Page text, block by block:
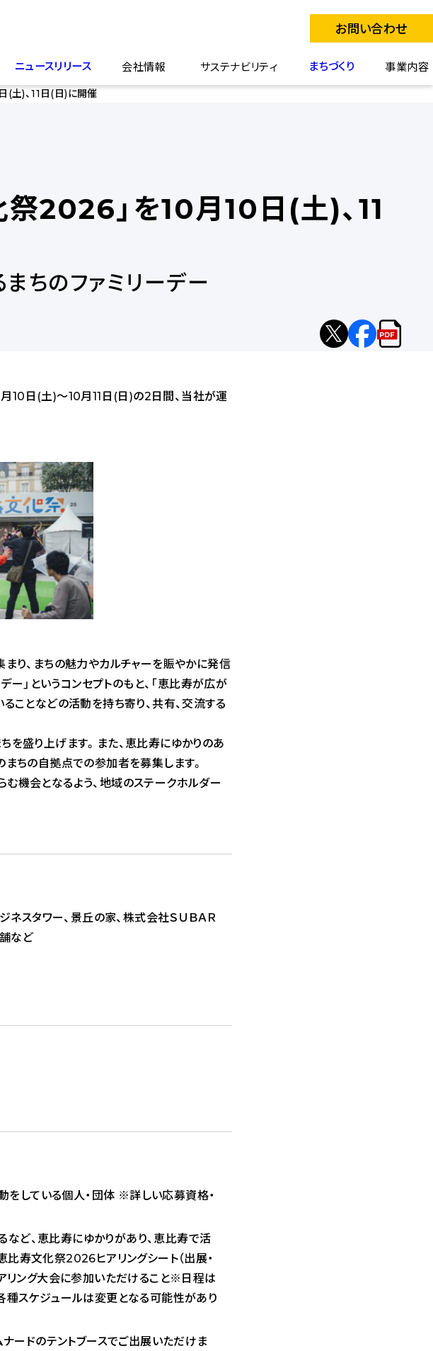
ニュースリリース 会社情報 サステナビリティ まちづくり 事業内容
お問い合わせ
(土)、11日(日)に開催
2026」を10月10日(土)、11
ちのファミリーデー
X
facebook
リ
10日(土)～10月11日(日)の2日間、当社が運
り、まちの魅力やカルチャーを賑やかに発信
ー」というコンセプトのもと、「恵比寿が広が
ことなどの活動を持ち寄り、共有、交流する
を盛り上げます。また、恵比寿にゆかりのあ
ちの自拠点での参加者を募集します。
機会となるよう、地域のステークホルダー
スタワー、景丘の家、株式会社ＳＵＢＡＲ
など
をしている個人・団体 ※詳しい応募資格・
など、恵比寿にゆかりがあり、恵比寿で活
寿文化祭2026ヒアリングシート（出展・
ング大会に参加いただけること※日程は
スケジュールは変更となる可能性があり
ードのテントブースでご出展いただけま